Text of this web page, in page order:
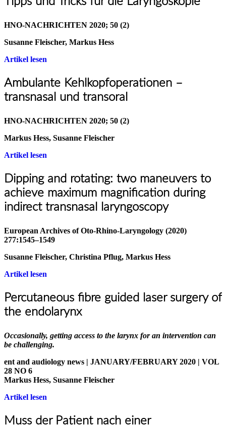
HNO-NACHRICHTEN 2020; 50 (2)
Susanne Fleischer, Markus Hess
Artikel lesen
Ambulante Kehlkopfoperationen –
transnasal und transoral
HNO-NACHRICHTEN 2020; 50 (2)
Markus Hess, Susanne Fleischer
Artikel lesen
Dipping and rotating: two maneuvers to
achieve maximum magnification during
indirect transnasal laryngoscopy
European Archives of Oto-Rhino-Laryngology (2020)
277:1545–1549
Susanne Fleischer, Christina Pflug, Markus Hess
Artikel lesen
Percutaneous fibre guided laser surgery of
the endolarynx
Occasionally, getting access to the larynx for an intervention can
be challenging.
ent and audiology news | JANUARY/FEBRUARY 2020 | VOL
28 NO 6
Markus Hess, Susanne Fleischer
Artikel lesen
Muss der Patient nach einer